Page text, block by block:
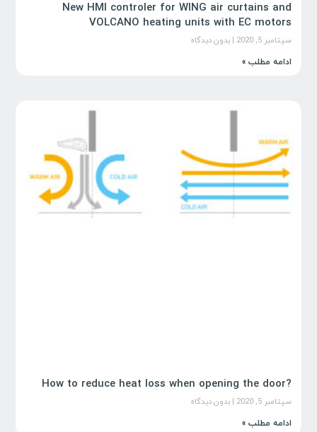
New HMI controler for WING air curtains and
VOLCANO heating units with EC motors
سپتامبر 5, 2020
بدون دیدگاه
ادامه مطلب »
?How to reduce heat loss when opening the door
سپتامبر 5, 2020
بدون دیدگاه
ادامه مطلب »